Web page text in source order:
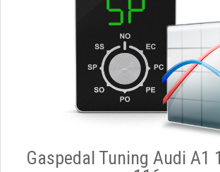
Gaspedal Tuning Audi A1